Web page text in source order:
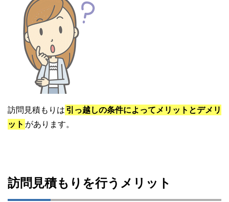
訪問見積もりは 引っ越しの条件によってメリットとデメリ
ット があります。
訪問見積もりを行うメリット